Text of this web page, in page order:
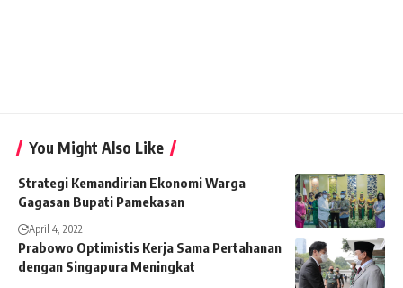
You Might Also Like
Strategi Kemandirian Ekonomi Warga
Gagasan Bupati Pamekasan
April 4, 2022
Prabowo Optimistis Kerja Sama Pertahanan
dengan Singapura Meningkat